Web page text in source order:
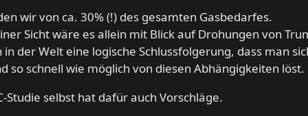
wir von ca. 30% (!) des gesamten Gasbedarfes.
Sicht wäre es allein mit Blick auf Drohungen von
in der Welt eine logische Schlussfolgerung, dass man
so schnell wie möglich von diesen Abhängigkeiten löst.
Studie selbst hat dafür auch Vorschläge.